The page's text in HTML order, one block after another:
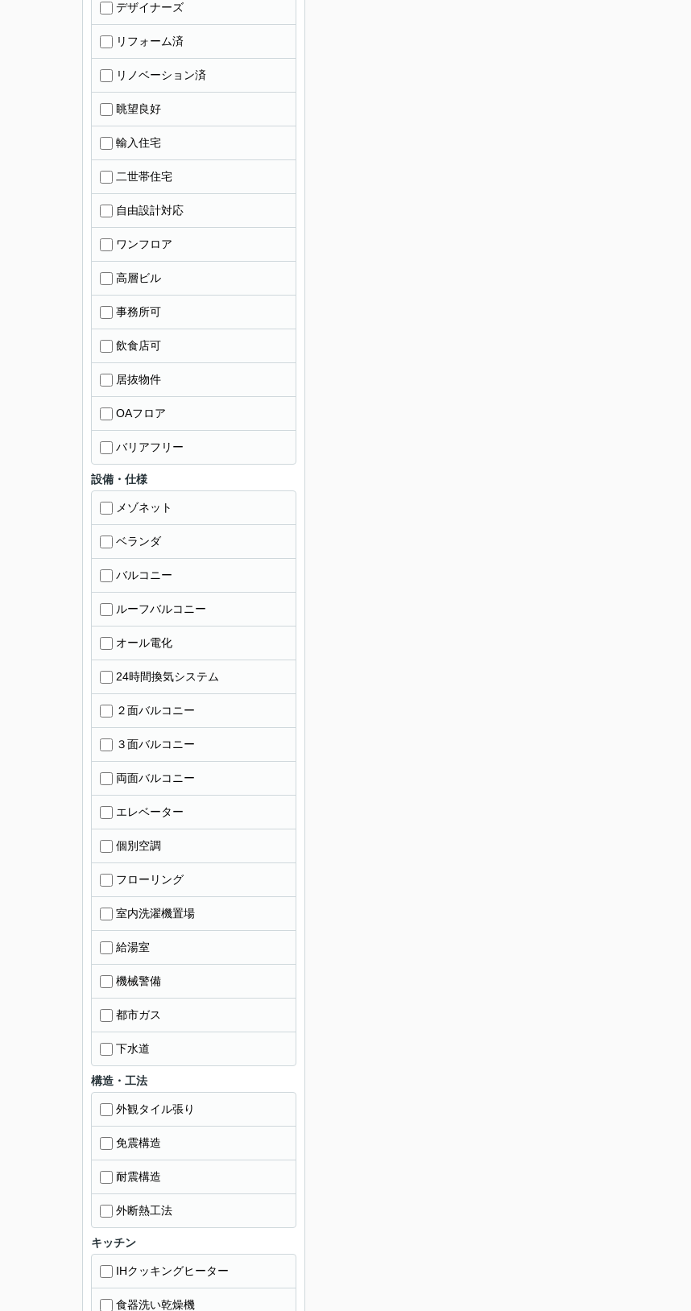
デザイナーズ
リフォーム済
リノベーション済
眺望良好
輸入住宅
二世帯住宅
自由設計対応
ワンフロア
高層ビル
事務所可
飲食店可
居抜物件
OAフロア
バリアフリー
設備・仕様
メゾネット
ベランダ
バルコニー
ルーフバルコニー
オール電化
24時間換気システム
２面バルコニー
３面バルコニー
両面バルコニー
エレベーター
個別空調
フローリング
室内洗濯機置場
給湯室
機械警備
都市ガス
下水道
構造・工法
外観タイル張り
免震構造
耐震構造
外断熱工法
キッチン
IHクッキングヒーター
食器洗い乾燥機